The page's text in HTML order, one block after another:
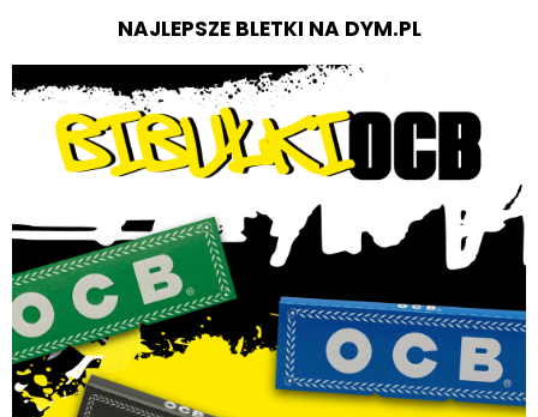
NAJLEPSZE BLETKI NA DYM.PL